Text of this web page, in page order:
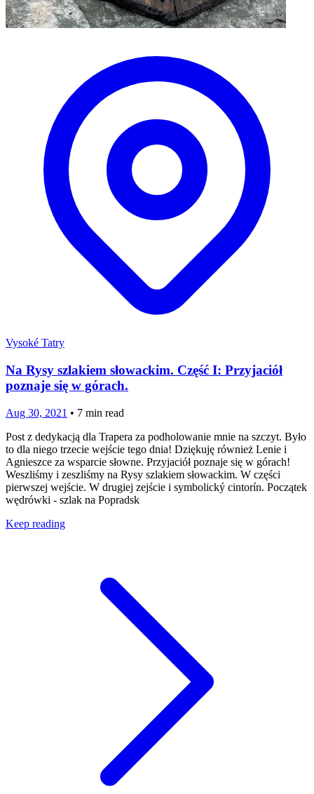
Vysoké Tatry
Na Rysy szlakiem słowackim. Część I: Przyjaciół
poznaje się w górach.
Aug 30, 2021 • 7 min read
Post z dedykacją dla Trapera za podholowanie mnie na szczyt. Było
to dla niego trzecie wejście tego dnia! Dziękuję również Lenie i
Agnieszce za wsparcie słowne. Przyjaciół poznaje się w górach!
Weszliśmy i zeszliśmy na Rysy szlakiem słowackim. W części
pierwszej wejście. W drugiej zejście i symbolický cintorín. Początek
wędrówki - szlak na Popradsk
Keep reading